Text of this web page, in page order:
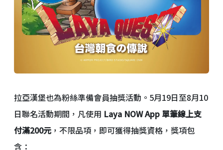
拉亞漢堡也為粉絲準備會員抽獎活動。5月19日至8月10
日聯名活動期間，凡使用 Laya NOW App 單筆線上支
付滿200元 ，不限品項，即可獲得抽獎資格，獎項包
含：